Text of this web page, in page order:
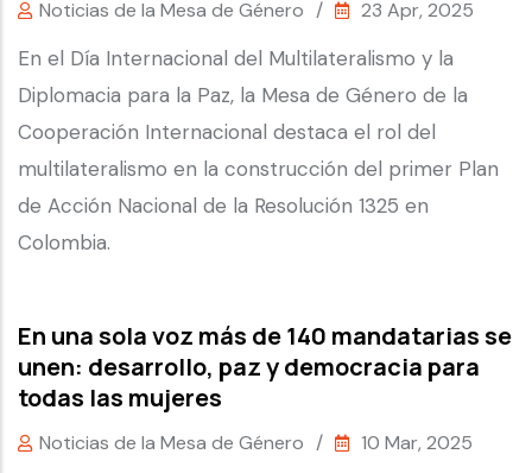
Noticias de la Mesa de Género / 23 Apr, 2025
En el Día Internacional del Multilateralismo y la
Diplomacia para la Paz, la Mesa de Género de la
Cooperación Internacional destaca el rol del
multilateralismo en la construcción del primer Plan
de Acción Nacional de la Resolución 1325 en
Colombia.
En una sola voz más de 140 mandatarias se
unen: desarrollo, paz y democracia para
todas las mujeres
Noticias de la Mesa de Género / 10 Mar, 2025